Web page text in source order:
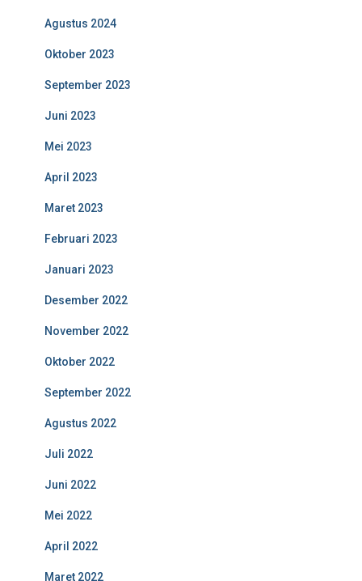
Agustus 2024
Oktober 2023
September 2023
Juni 2023
Mei 2023
April 2023
Maret 2023
Februari 2023
Januari 2023
Desember 2022
November 2022
Oktober 2022
September 2022
Agustus 2022
Juli 2022
Juni 2022
Mei 2022
April 2022
Maret 2022